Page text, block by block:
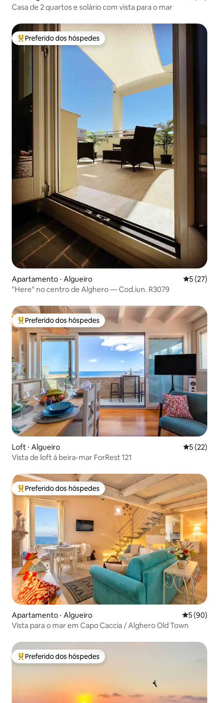
Casa de 2 quartos e solário com vista para o mar
Entre os melhores preferidos dos hóspedes
Preferido dos hóspedes
Apartamento ⋅ Algueiro 5 de uma
5 (27)
"Here" no centro de Alghero — Cod.iun. R3079
Entre os melhores preferidos dos hóspedes
Preferido dos hóspedes
Loft ⋅ Algueiro 5 de uma
5 (22)
Vista de loft à beira-mar ForRest 121
Entre os melhores preferidos dos hóspedes
Preferido dos hóspedes
Apartamento ⋅ Algueiro 5 de uma
5 (90)
Vista para o mar em Capo Caccia / Alghero Old Town
Entre os melhores preferidos dos hóspedes
Preferido dos hóspedes